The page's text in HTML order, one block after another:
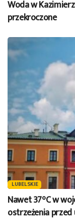
Woda w
przekroczone
LUBELSKIE
Nawet 37°C w
ostrzeżenia przed